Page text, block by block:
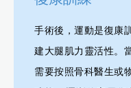
手術後，運動是復康
建大腿肌力靈活性。
需要按照骨科醫生或